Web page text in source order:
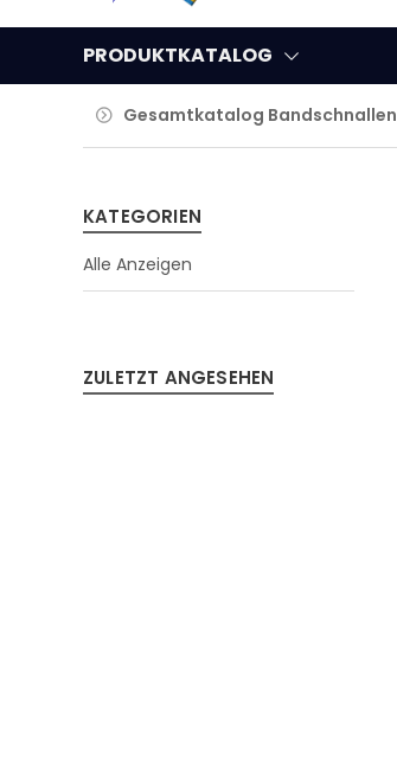
PRODUKTKATALOG
Gesamtkatalog Bandschnallen
KATEGORIEN
Alle Anzeigen
ZULETZT ANGESEHEN